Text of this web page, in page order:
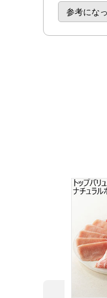
参考にな
トップ